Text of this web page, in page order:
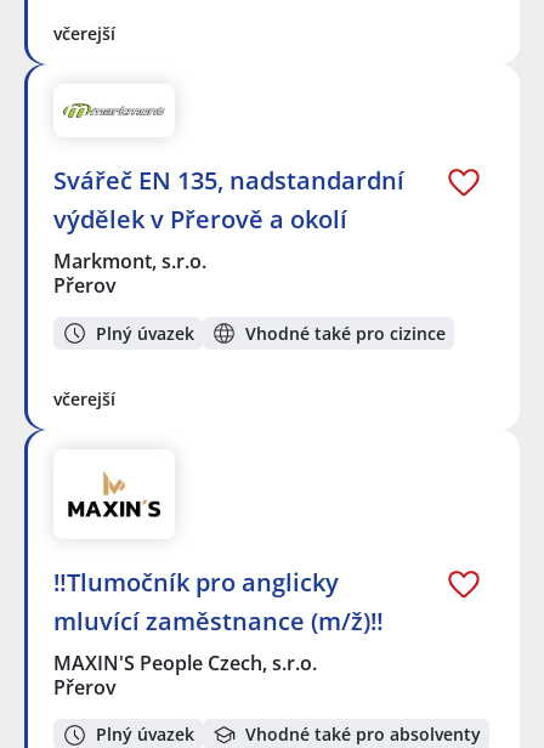
včerejší
Svářeč EN 135, nadstandardní
výdělek v Přerově a okolí
Markmont, s.r.o.
Přerov
Plný úvazek Vhodné také pro cizince
včerejší
‼️Tlumočník pro anglicky
mluvící zaměstnance (m/ž)‼️
MAXIN'S People Czech, s.r.o.
Přerov
Plný úvazek Vhodné také pro absolventy